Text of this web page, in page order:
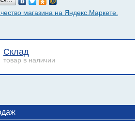
Склад
товар в наличии